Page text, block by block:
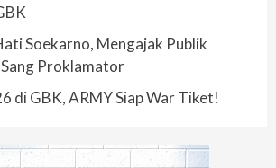
Soekarno, Mengajak Publik
Proklamator
di GBK, ARMY Siap War Tiket!